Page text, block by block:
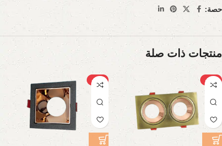
حصة:
منتجات ذات صلة
-27%
-28%